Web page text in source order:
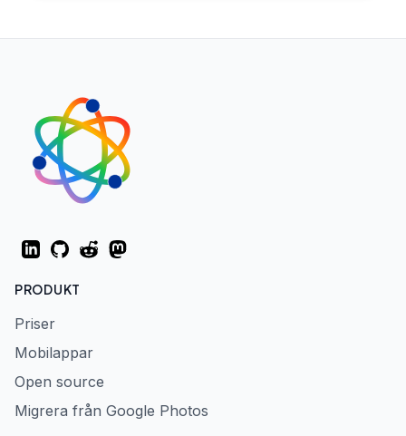
LinkedInGitHubRedditMastodon
PRODUKT
Priser
Mobilappar
Open source
Migrera från Google Photos